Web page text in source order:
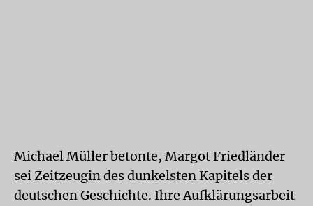
Michael Müller betonte, Margot Friedländer
sei Zeitzeugin des dunkelsten Kapitels der
deutschen Geschichte. Ihre Aufklärungsarbeit